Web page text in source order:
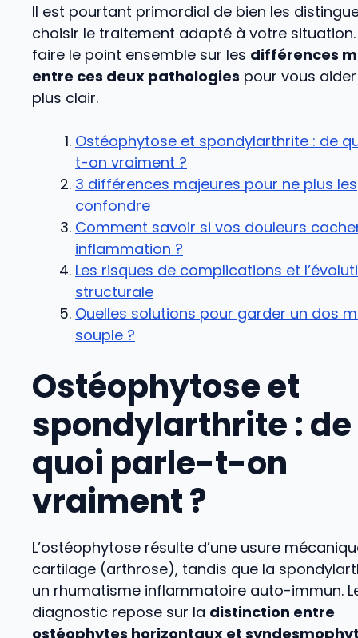
Il est pourtant primordial de bien les
choisir le traitement adapté à votre situation.
faire le point ensemble sur les différences
entre ces deux pathologies pour vous
plus clair.
Ostéophytose et spondylarthrite : de
t-on vraiment ?
3 différences majeures pour ne plus les
confondre
Comment savoir si vos douleurs
inflammation ?
Les risques de complications et
structurale
Quelles solutions pour garder un dos
souple ?
Ostéophytose et
spondylarthrite : de
quoi parle-t-on
vraiment ?
L’ostéophytose résulte d’une usure
cartilage (arthrose), tandis que la
un rhumatisme inflammatoire auto-immun.
diagnostic repose sur la distinction entre
ostéophytes horizontaux et